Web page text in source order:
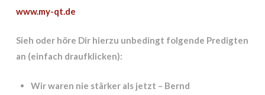
www.my-qt.de
Sieh oder höre Dir hierzu unbedingt folgende Predigten
an (einfach draufklicken):
Wir waren nie stärker als jetzt – Bernd